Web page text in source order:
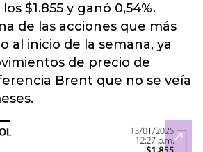
$1.855 y ganó 0,54%.
de las acciones que más
al inicio de la semana, ya
de precio de
Brent que no se veía